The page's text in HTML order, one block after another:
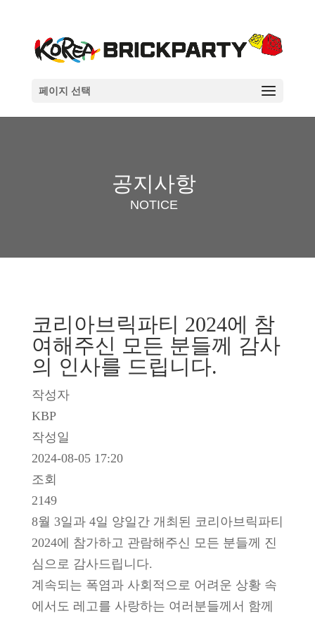
페이지 선택
공지사항
NOTICE
코리아브릭파티 2024에 참
여해주신 모든 분들께 감사
의 인사를 드립니다.
작성자
KBP
작성일
2024-08-05 17:20
조회
2149
8월 3일과 4일 양일간 개최된 코리아브릭파티
2024에 참가하고 관람해주신 모든 분들께 진
심으로 감사드립니다.
계속되는 폭염과 사회적으로 어려운 상황 속
에서도 레고를 사랑하는 여러분들께서 함께